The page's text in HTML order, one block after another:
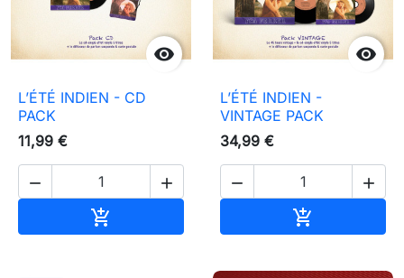

L’ÉTÉ INDIEN - CD
PACK
11,99 €
 


L’ÉTÉ INDIEN -
VINTAGE PACK
34,99 €
 
